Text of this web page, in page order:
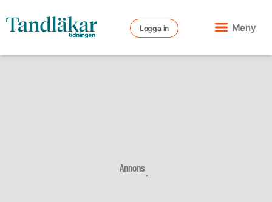
Logga in Meny
Annons